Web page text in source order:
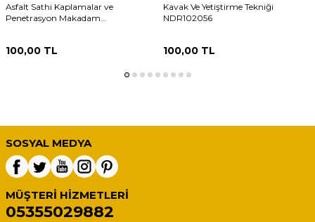
Asfalt Sathi Kaplamalar ve
Penetrasyon Makadam
100,00 TL
Kavak Ve Yetiştirme Tekniği
NDR102056
100,00TL
SOSYAL MEDYA
MÜŞTERI HIZMETLERI
05355029882